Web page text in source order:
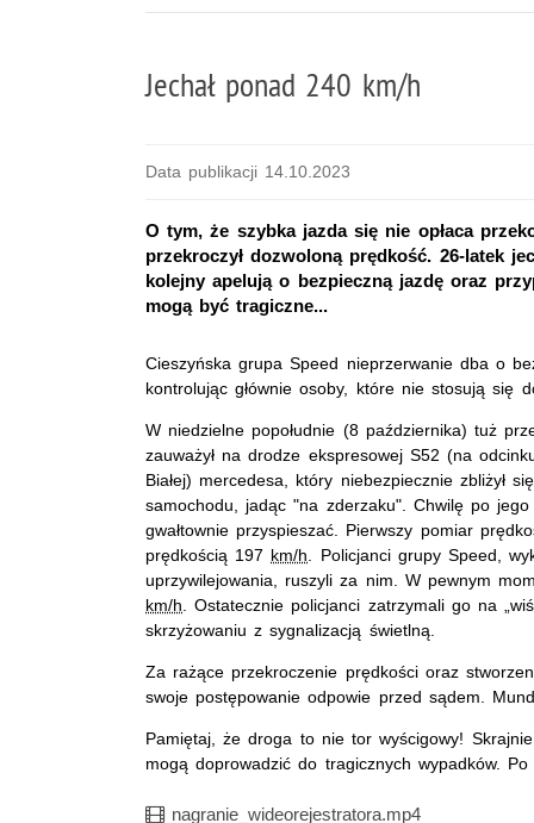
Jechał ponad 240 km/h
Data publikacji 14.10.2023
O tym, że szybka jazda się nie opłaca
przekroczył dozwoloną prędkość. 26-latek
kolejny apelują o bezpieczną jazdę oraz
mogą być tragiczne...
Cieszyńska grupa Speed nieprzerwanie dba o
kontrolując głównie osoby, które nie stosują się
W niedzielne popołudnie (8 października) tuż
zauważył na drodze ekspresowej S52 (na
Białej) mercedesa, który niebezpiecznie zbliżył
samochodu, jadąc "na zderzaku". Chwilę po jego
gwałtownie przyspieszać. Pierwszy pomiar
prędkością 197 km/h. Policjanci grupy Speed,
uprzywilejowania, ruszyli za nim. W pewnym
km/h. Ostatecznie policjanci zatrzymali go na
skrzyżowaniu z sygnalizacją świetlną.
Za rażące przekroczenie prędkości oraz
swoje postępowanie odpowie przed sądem.
Pamiętaj, że droga to nie tor wyścigowy!
mogą doprowadzić do tragicznych wypadków.
Film
nagranie_wideorejestratora.mp4